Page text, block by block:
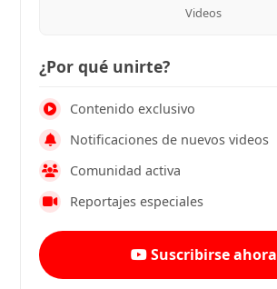
Videos
¿Por qué unirte?
Contenido exclusivo
Notificaciones de nuevos videos
Comunidad activa
Reportajes especiales
Suscribirse ahora